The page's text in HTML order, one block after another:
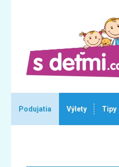
Podujatia Výlety Tipy